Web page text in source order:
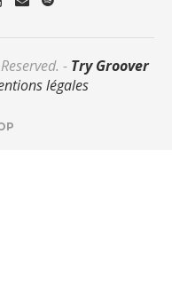
- Try Groover
légales